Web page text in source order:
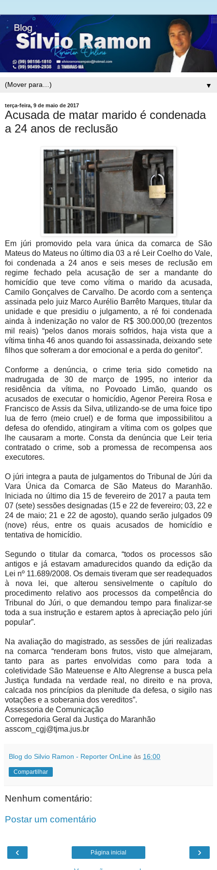
▼
terça-feira, 9 de maio de 2017
Acusada de matar marido é condenada
a 24 anos de reclusão
Em júri promovido pela vara única da comarca de São
Mateus do Mateus no último dia 03 a ré Leir Coelho do Vale,
foi condenada a 24 anos e seis meses de reclusão em
regime fechado pela acusação de ser a mandante do
homicídio que teve como vítima o marido da acusada,
Camilo Gonçalves de Carvalho. De acordo com a sentença
assinada pelo juiz Marco Aurélio Barrêto Marques, titular da
unidade e que presidiu o julgamento, a ré foi condenada
ainda à indenização no valor de R$ 300.000,00 (trezentos
mil reais) “pelos danos morais sofridos, haja vista que a
vítima tinha 46 anos quando foi assassinada, deixando sete
filhos que sofreram a dor emocional e a perda do genitor”.
Conforme a denúncia, o crime teria sido cometido na
madrugada de 30 de março de 1995, no interior da
residência da vítima, no Povoado Limão, quando os
acusados de executar o homicídio, Agenor Pereira Rosa e
Francisco de Assis da Silva, utilizando-se de uma foice tipo
lua de ferro (meio cruel) e de forma que impossibilitou a
defesa do ofendido, atingiram a vítima com os golpes que
lhe causaram a morte. Consta da denúncia que Leir teria
contratado o crime, sob a promessa de recompensa aos
executores.
O júri integra a pauta de julgamentos do Tribunal de Júri da
Vara Única da Comarca de São Mateus do Maranhão.
Iniciada no último dia 15 de fevereiro de 2017 a pauta tem
07 (sete) sessões designadas (15 e 22 de fevereiro; 03, 22 e
24 de maio; 21 e 22 de agosto), quando serão julgados 09
(nove) réus, entre os quais acusados de homicídio e
tentativa de homicídio.
Segundo o titular da comarca, “todos os processos são
antigos e já estavam amadurecidos quando da edição da
Lei nº 11.689/2008. Os demais tiveram que ser readequados
à nova lei, que alterou sensivelmente o capítulo do
procedimento relativo aos processos da competência do
Tribunal do Júri, o que demandou tempo para finalizar-se
toda a sua instrução e estarem aptos à apreciação pelo júri
popular”.
Na avaliação do magistrado, as sessões de júri realizadas
na comarca “renderam bons frutos, visto que almejaram,
tanto para as partes envolvidas como para toda a
coletividade São Mateuense e Alto Alegrense a busca pela
Justiça fundada na verdade real, no direito e na prova,
calcada nos princípios da plenitude da defesa, o sigilo nas
votações e a soberania dos vereditos”.
Assessoria de Comunicação
Corregedoria Geral da Justiça do Maranhão
asscom_cgj@tjma.jus.br
Blog do Silvio Ramon - Reporter OnLine às 16:00
Compartilhar
Nenhum comentário:
Postar um comentário
‹ ›
Página inicial